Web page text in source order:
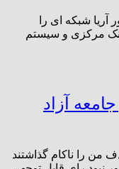
شبکه ای را
مرکزی و سیستم
آزاد
من را ناکام گذاشتند